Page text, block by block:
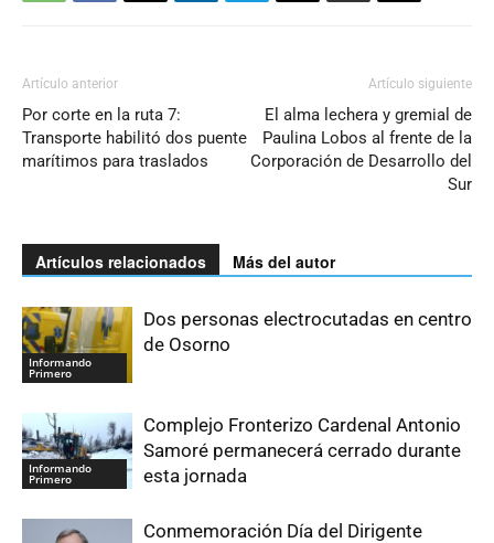
Artículo anterior
Por corte en la ruta 7:
Transporte habilitó dos puente
marítimos para traslados
Artículo siguiente
El alma lechera y gremial de
Paulina Lobos al frente de la
Corporación de Desarrollo del
Sur
Artículos relacionados Más del autor
Informando
Primero
Dos personas electrocutadas en centro
de Osorno
Informando
Primero
Complejo Fronterizo Cardenal Antonio
Samoré permanecerá cerrado durante
esta jornada
Conmemoración Día del Dirigente